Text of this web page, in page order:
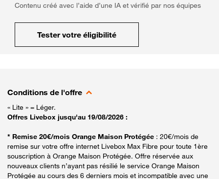
Contenu créé avec l’aide d’une IA et vérifié par nos équipes
Tester votre éligibilité
Conditions de l'offre
« Lite » = Léger.
Offres Livebox jusqu'au 19/08/2026 :
* Remise 20€/mois Orange Maison Protégée : 20€/mois de
remise sur votre offre internet Livebox Max Fibre pour toute 1ère
souscription à Orange Maison Protégée. Offre réservée aux
nouveaux clients n’ayant pas résilié le service Orange Maison
Protégée au cours des 6 derniers mois et incompatible avec une